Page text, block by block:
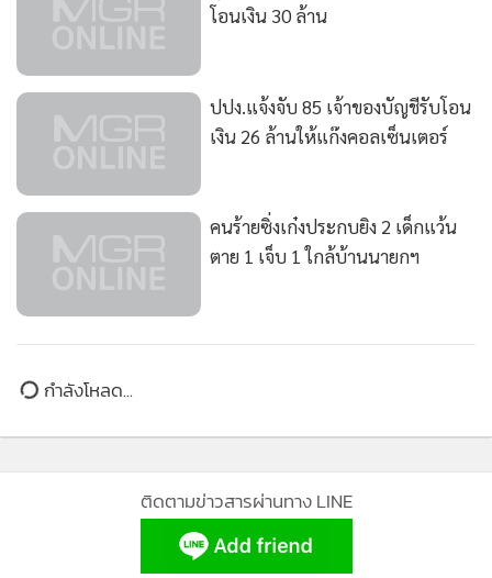
โอนเงิน 30 ล้าน
ปปง.แจ้งจับ 85 เจ้าของบัญชีรับโอน
เงิน 26 ล้านให้แก๊งคอลเซ็นเตอร์
คนร้ายซิ่งเก๋งประกบยิง 2 เด็กแว้น
ตาย 1 เจ็บ 1 ใกล้บ้านนายกฯ
กำลังโหลด...
ติดตามข่าวสารผ่านทาง LINE